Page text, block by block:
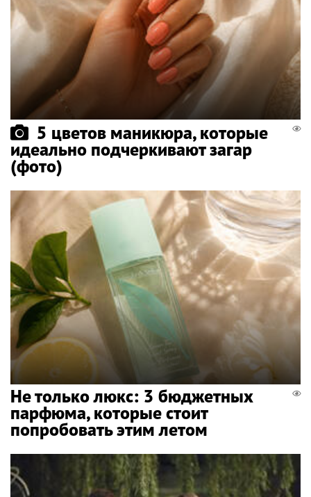
5 цветов маникюра, которые
идеально подчеркивают загар
(фото)
Не только люкс: 3 бюджетных
парфюма, которые стоит
попробовать этим летом